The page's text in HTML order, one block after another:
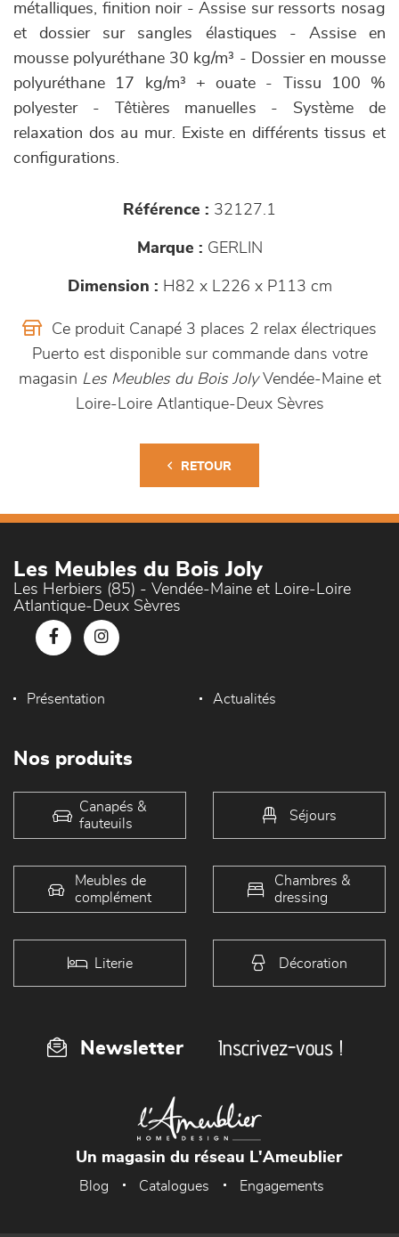
métalliques, finition noir - Assise sur ressorts nosag
et dossier sur sangles élastiques - Assise en
mousse polyuréthane 30 kg/m³ - Dossier en mousse
polyuréthane 17 kg/m³ + ouate - Tissu 100 %
polyester - Têtières manuelles - Système de
relaxation dos au mur. Existe en différents tissus et
configurations.
Référence : 32127.1
Marque : GERLIN
Dimension : H82 x L226 x P113 cm
Ce produit Canapé 3 places 2 relax électriques
Puerto est disponible sur commande dans votre
magasin Les Meubles du Bois JolyVendée-Maine et
Loire-Loire Atlantique-Deux Sèvres
RETOUR
Les Meubles du Bois Joly
Les Herbiers (85) - Vendée-Maine et Loire-Loire
Atlantique-Deux Sèvres
Présentation Actualités
Nos produits
Canapés &
fauteuils
Séjours
Meubles de
complément
Chambres &
dressing
Literie Décoration
Newsletter Inscrivez-vous !
Un magasin du réseau L'Ameublier
Blog Catalogues Engagements